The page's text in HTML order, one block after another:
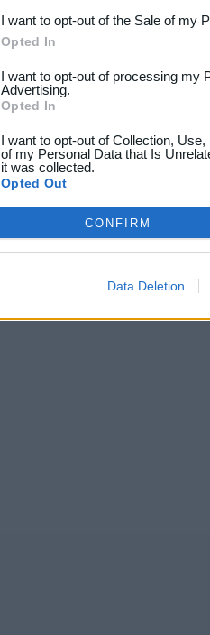
I want to opt-out of the Sale of my
Opted In
I want to opt-out of processing my
Advertising.
Opted In
I want to opt-out of Collection,
of my Personal Data that Is
it was collected.
Opted Out
CONFIRM
Data Deletion